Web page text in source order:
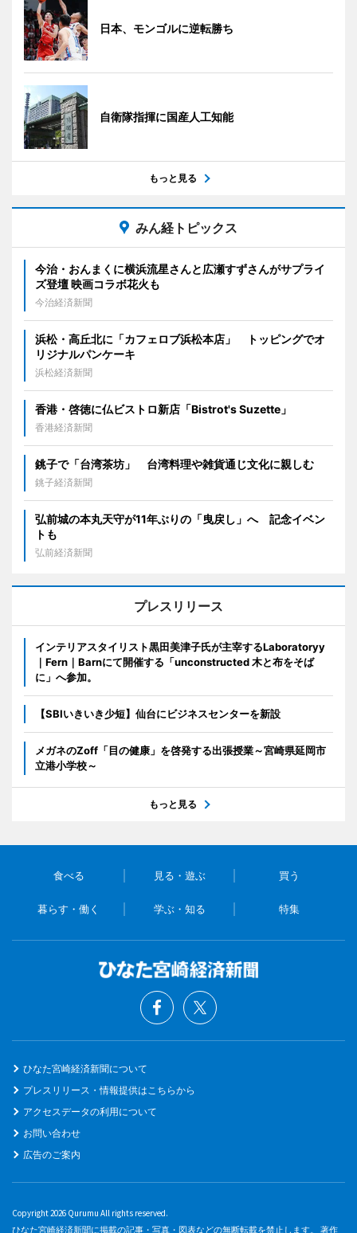
日本、モンゴルに逆転勝ち
自衛隊指揮に国産人工知能
もっと見る
みん経トピックス
今治・おんまくに横浜流星さんと広瀬すずさんがサプライ
ズ登壇 映画コラボ花火も
今治経済新聞
浜松・高丘北に「カフェロブ浜松本店」 トッピングでオ
リジナルパンケーキ
浜松経済新聞
香港・啓徳に仏ビストロ新店「Bistrot's Suzette」
香港経済新聞
銚子で「台湾茶坊」 台湾料理や雑貨通じ文化に親しむ
銚子経済新聞
弘前城の本丸天守が11年ぶりの「曳戻し」へ 記念イベン
トも
弘前経済新聞
プレスリリース
インテリアスタイリスト黒田美津子氏が主宰するLaboratoryy
｜Fern｜Barnにて開催する「unconstructed 木と布をそば
に」へ参加。
【SBIいきいき少短】仙台にビジネスセンターを新設
メガネのZoff「目の健康」を啓発する出張授業～宮崎県延岡市
立港小学校～
もっと見る
食べる 見る・遊ぶ 買う
暮らす・働く 学ぶ・知る 特集
ひなた宮崎経済新聞について
プレスリリース・情報提供はこちらから
アクセスデータの利用について
お問い合わせ
広告のご案内
Copyright 2026 Qurumu All rights reserved.
ひなた宮崎経済新聞に掲載の記事・写真・図表などの無断転載を禁止します。 著作